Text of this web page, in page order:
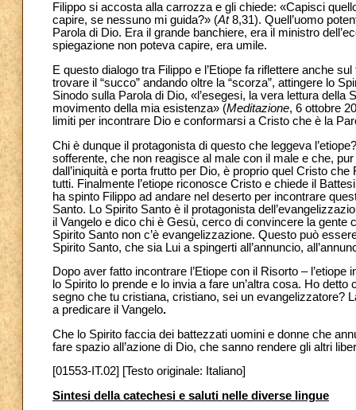
Filippo si accosta alla carrozza e gli chiede: «Capisci
capire, se nessuno mi guida?» (At8,31). Quell’uomo
Parola di Dio. Era il grande banchiere, era il ministro
spiegazione non poteva capire, era umile.
E questo dialogo tra Filippo e l’Etiope fa riflettere anche
trovare il “succo” andando oltre la “scorza”, attingere lo
Sinodo sulla Parola di Dio, «l’esegesi, la vera lettura
movimento della mia esistenza» (Meditazione, 6 ottobre
limiti per incontrare Dio e conformarsi a Cristo che è la
Chi è dunque il protagonista di questo che leggeva
sofferente, che non reagisce al male con il male e che,
dall’iniquità e porta frutto per Dio, è proprio quel Cristo
tutti. Finalmente l’etiope riconosce Cristo e chiede il
ha spinto Filippo ad andare nel deserto per incontrare
Santo. Lo Spirito Santo è il protagonista
il Vangelo e dico chi è Gesù, cerco di convincere la gente
Spirito Santo non c’è evangelizzazione. Questo può
Spirito Santo, che sia Lui a spingerti all’annuncio,
Dopo aver fatto incontrare l’Etiope con il Risorto –
lo Spirito lo prende e lo invia a fare un’altra cosa. Ho
segno che tu cristiana, cristiano, sei un evangelizzatore?
a predicare il Vangelo.
Che lo Spirito faccia dei battezzati uomini e donne che
fare spazio all’azione di Dio, che sanno rendere gli altri
[01553-IT.02] [Testo originale: Italiano]
Sintesi della catechesi e saluti nelle diverse lingue